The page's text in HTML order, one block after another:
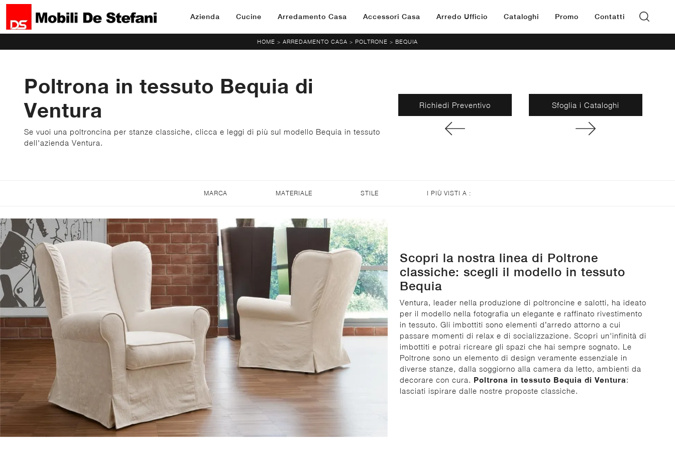
Azienda Cucine Arredamento Casa Accessori Casa Arredo Ufficio Cataloghi Promo Contatti
HOME > ARREDAMENTO CASA > POLTRONE > BEQUIA
Poltrona in tessuto Bequia di
Ventura
Se vuoi una poltroncina per stanze classiche, clicca e leggi di più sul modello Bequia in tessuto
dell'azienda Ventura.
Richiedi Preventivo Sfoglia i Cataloghi
MARCA MATERIALE STILE I PIÙ VISTI A :
Scopri la nostra linea di Poltrone
classiche: scegli il modello in tessuto
Bequia
Ventura, leader nella produzione di poltroncine e salotti, ha ideato
per il modello nella fotografia un elegante e raffinato rivestimento
in tessuto. Gli imbottiti sono elementi d’arredo attorno a cui
passare momenti di relax e di socializzazione. Scopri un'infinità di
imbottiti e potrai ricreare gli spazi che hai sempre sognato. Le
Poltrone sono un elemento di design veramente essenziale in
diverse stanze, dalla soggiorno alla camera da letto, ambienti da
decorare con cura. Poltrona in tessuto Bequia di Ventura:
lasciati ispirare dalle nostre proposte classiche.